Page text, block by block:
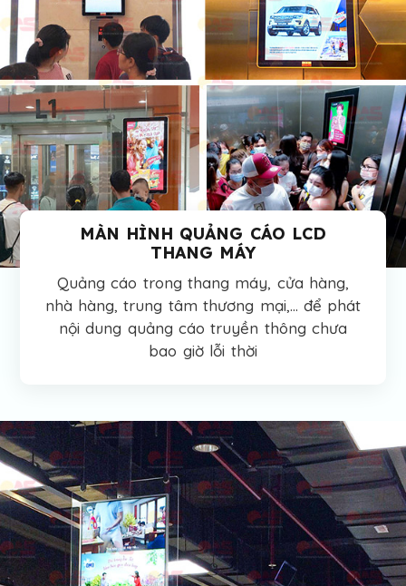
MÀN HÌNH QUẢNG CÁO LCD
THANG MÁY
Quảng cáo trong thang máy, cửa hàng,
nhà hàng, trung tâm thương mại,… để phát
nội dung quảng cáo truyền thông chưa
bao giờ lỗi thời